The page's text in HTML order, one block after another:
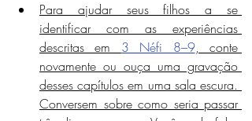
Para ajudar seus filhos a se
identificar com as experiências
descritas em 3 Néfi 8–9, conte
novamente ou ouça uma gravação
desses capítulos em uma sala escura.
Conversem sobre como seria passar